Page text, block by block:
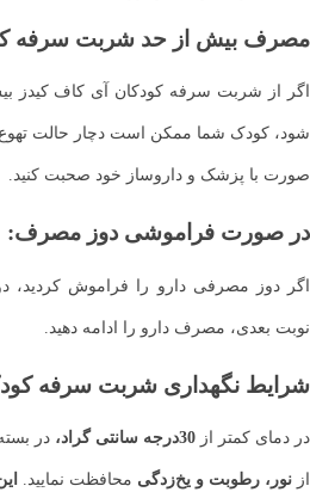
مصرف بیش از حد شربت سرفه
اگر از شربت سرفه کودکان آی کاف کیدز
شود، کودک شما ممکن است دچار حالت تهوع
صورت با پزشک و داروساز خود صحبت کنید.
در صورت فراموشی دوز مصرف:
اگر دوز مصرفی دارو را فراموش کردید،
نوبت بعدی، مصرف دارو را ادامه دهید.
شرایط نگهداری شربت سرفه
در دمای کمتر از 30درجه سانتی گراد، در
از نور، رطوبت و یخ‌زدگی محافظت نمایید.